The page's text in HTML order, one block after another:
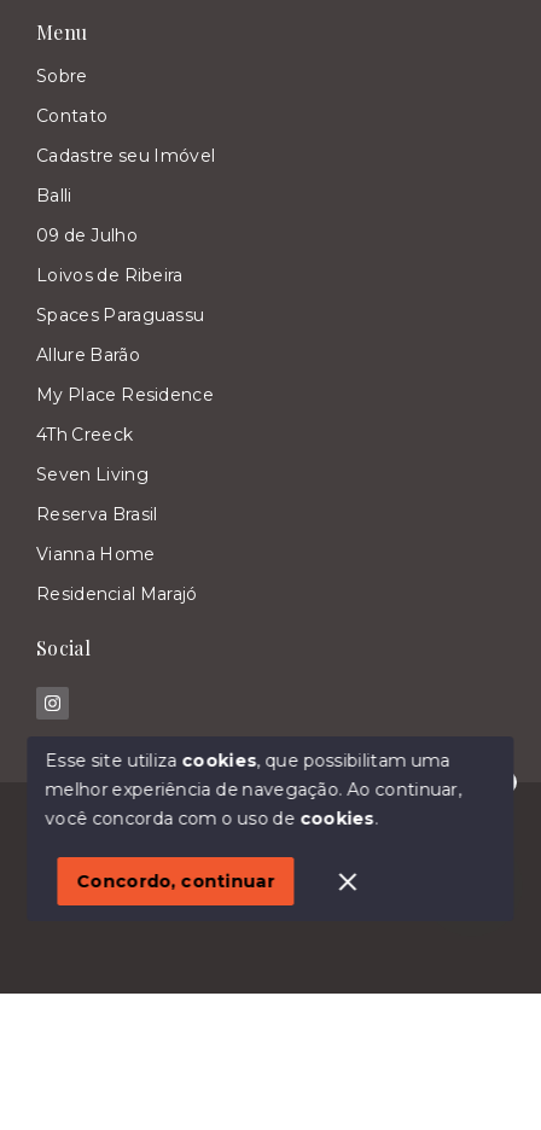
Olá! Estamos disponíveis para te ajudar.
Menu
Sobre
Contato
Cadastre seu Imóvel
Balli
09 de Julho
Loivos de Ribeira
Spaces Paraguassu
Allure Barão
My Place Residence
4Th Creeck
Seven Living
Reserva Brasil
Vianna Home
Residencial Marajó
Social
© Copyright 2026 - Imóveis Malavasi - Todos os
SITE PARA IMOBILIARIA
Esse site utiliza cookies, que possibilitam uma
melhor experiência de navegação.Ao continuar,
você concorda com o uso de cookies.
Concordo, continuar